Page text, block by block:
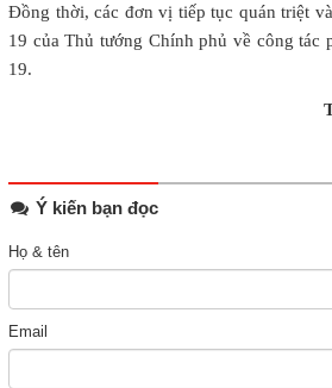
Đồng thời, các đơn vị tiếp tục quán triệt
19 của Thủ tướng Chính phủ về công tác
19.
Ý kiến bạn đọc
Họ & tên
Email